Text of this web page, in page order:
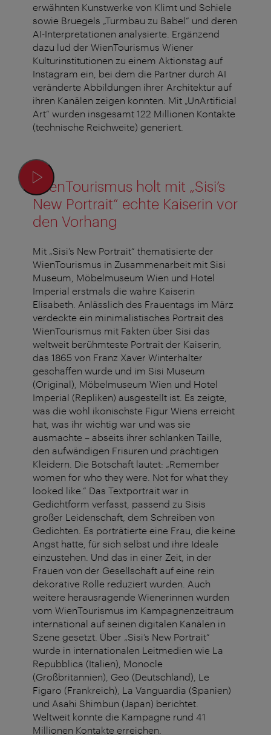
erwähnten Kunstwerke von Klimt und Schiele
sowie Bruegels „Turmbau zu Babel“ und deren
AI-Interpretationen analysierte. Ergänzend
dazu lud der WienTourismus Wiener
Kulturinstitutionen zu einem Aktionstag auf
Instagram ein, bei dem die Partner durch AI
veränderte Abbildungen ihrer Architektur auf
ihren Kanälen zeigen konnten. Mit „UnArtificial
Art“ wurden insgesamt 122 Millionen Kontakte
(technische Reichweite) generiert.
WienTourismus holt mit „Sisi’s
New Portrait“ echte Kaiserin vor
den Vorhang
Mit „Sisi’s New Portrait“ thematisierte der
WienTourismus in Zusammenarbeit mit Sisi
Museum, Möbelmuseum Wien und Hotel
Imperial erstmals die wahre Kaiserin
Elisabeth. Anlässlich des Frauentags im März
verdeckte ein minimalistisches Portrait des
WienTourismus mit Fakten über Sisi das
weltweit berühmteste Portrait der Kaiserin,
das 1865 von Franz Xaver Winterhalter
geschaffen wurde und im Sisi Museum
(Original), Möbelmuseum Wien und Hotel
Imperial (Repliken) ausgestellt ist. Es zeigte,
was die wohl ikonischste Figur Wiens erreicht
hat, was ihr wichtig war und was sie
ausmachte – abseits ihrer schlanken Taille,
den aufwändigen Frisuren und prächtigen
Kleidern. Die Botschaft lautet: „Remember
women for who they were. Not for what they
looked like.” Das Textportrait war in
Gedichtform verfasst, passend zu Sisis
großer Leidenschaft, dem Schreiben von
Gedichten. Es porträtierte eine Frau, die keine
Angst hatte, für sich selbst und ihre Ideale
einzustehen. Und das in einer Zeit, in der
Frauen von der Gesellschaft auf eine rein
dekorative Rolle reduziert wurden. Auch
weitere herausragende Wienerinnen wurden
vom WienTourismus im Kampagnenzeitraum
international auf seinen digitalen Kanälen in
Szene gesetzt. Über „Sisi’s New Portrait“
wurde in internationalen Leitmedien wie La
Repubblica (Italien), Monocle
(Großbritannien), Geo (Deutschland), Le
Figaro (Frankreich), La Vanguardia (Spanien)
und Asahi Shimbun (Japan) berichtet.
Weltweit konnte die Kampagne rund 41
Millionen Kontakte erreichen.